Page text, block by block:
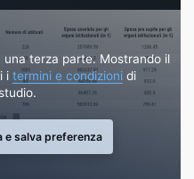
terza parte. Mostrando il
i termini e condizioni di
e salva preferenza